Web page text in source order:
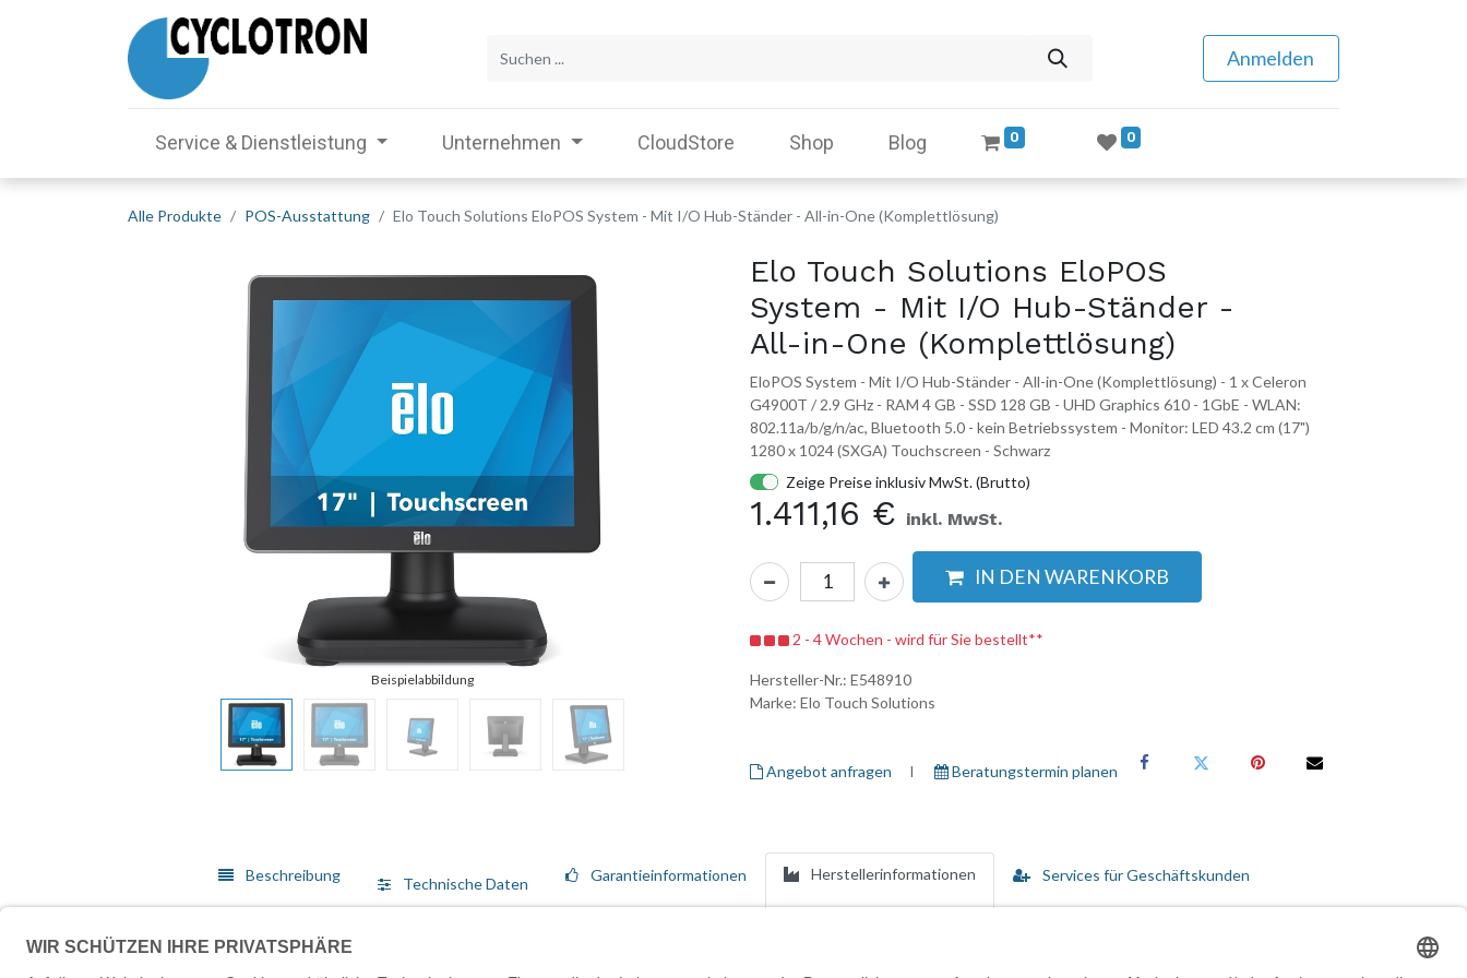
Anmelden
Service & Dienstleistung Unternehmen CloudStore Shop Blog 0 0
Alle Produkte POS-Ausstattung Elo Touch Solutions EloPOS System - Mit I/O Hub-Ständer - All-in-One (Komplettlösung)
Elo Touch Solutions EloPOS
System - Mit I/O Hub-Ständer -
All-in-One (Komplettlösung)
EloPOS System - Mit I/O Hub-Ständer - All-in-One (Komplettlösung) - 1 x Celeron
G4900T / 2.9 GHz - RAM 4 GB - SSD 128 GB - UHD Graphics 610 - 1GbE - WLAN:
802.11a/b/g/n/ac, Bluetooth 5.0 - kein Betriebssystem - Monitor: LED 43.2 cm (17")
1280 x 1024 (SXGA) Touchscreen - Schwarz
Zeige Preise inklusiv MwSt. (Brutto)
1.411,16 € inkl. MwSt.
IN DEN WARENKORB
2 - 4 Wochen - wird für Sie bestellt**
Hersteller-Nr.: E548910
Marke: Elo Touch Solutions
Angebot anfragen I ​ Beratungstermin planen
Beschreibung Technische Daten Garantieinformationen Herstellerinformationen Services für Geschäftskunden
Das vielseitige EloPOS-System vereint moderne Ästhetik, modulare Flexibilität mit höchster Zuverlässigkeit für den Einsatz in kommerzielle Umgebungen. Speziell für POS-